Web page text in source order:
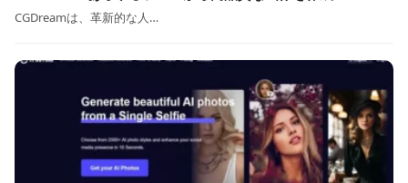
CGDreamは、革新的な人…